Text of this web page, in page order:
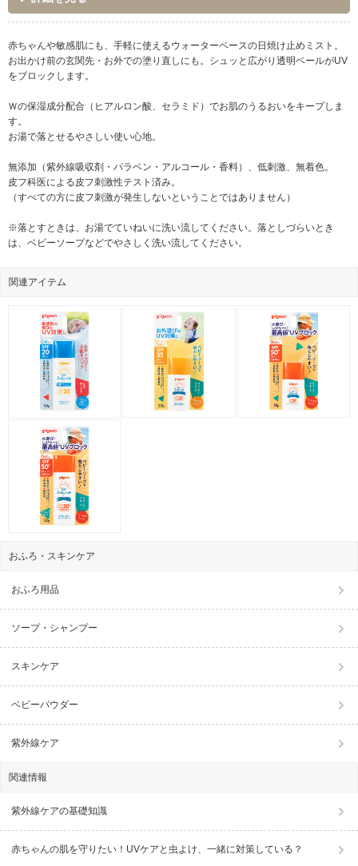
赤ちゃんや敏感肌にも、手軽に使えるウォーターベースの日焼け止めミスト。
お出かけ前の玄関先・お外での塗り直しにも。シュッと広がり透明ベールがUV
をブロックします。
Ｗの保湿成分配合（ヒアルロン酸、セラミド）でお肌のうるおいをキープしま
す。
お湯で落とせるやさしい使い心地。
無添加（紫外線吸収剤・パラベン・アルコール・香料）、低刺激、無着色。
皮フ科医による皮フ刺激性テスト済み。
（すべての方に皮フ刺激が発生しないということではありません）
※落とすときは、お湯でていねいに洗い流してください。落としづらいとき
は、ベビーソープなどでやさしく洗い流してください。
関連アイテム
おふろ・スキンケア
おふろ用品
ソープ・シャンプー
スキンケア
ベビーパウダー
紫外線ケア
関連情報
紫外線ケアの基礎知識
赤ちゃんの肌を守りたい！UVケアと虫よけ、一緒に対策している？